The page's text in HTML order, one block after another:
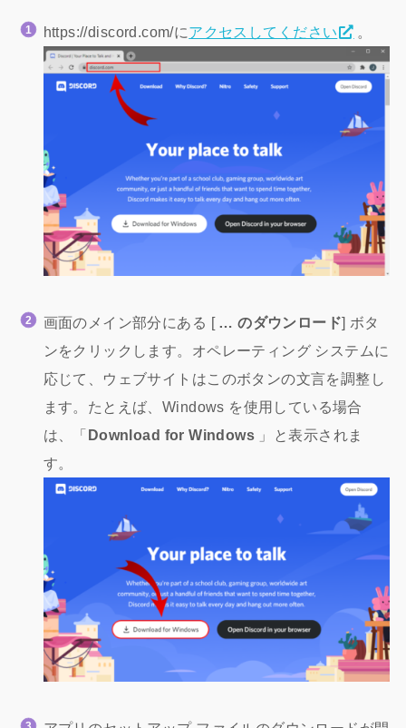
https://discord.com/にアクセスしてください
画面のメイン部分にある [ … のダウンロード] ボタ
ンをクリックします。オペレーティング システムに
応じて、ウェブサイトはこのボタンの文言を調整し
ます。たとえば、Windows を使用している場合
は、「Download for Windows 」と表示されま
す。